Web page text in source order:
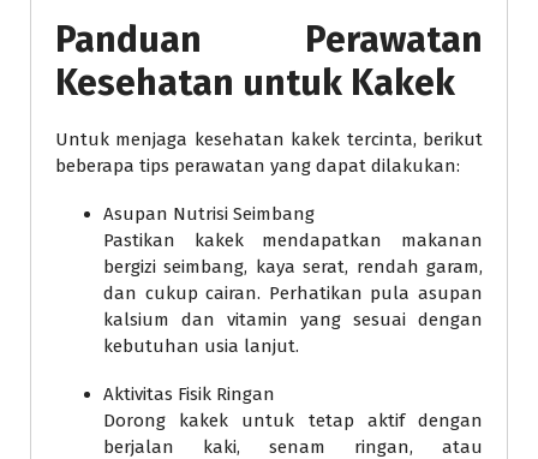
Panduan Perawatan
Kesehatan untuk Kakek
Untuk menjaga kesehatan kakek tercinta, berikut
beberapa tips perawatan yang dapat dilakukan:
Asupan Nutrisi Seimbang
Pastikan kakek mendapatkan makanan
bergizi seimbang, kaya serat, rendah garam,
dan cukup cairan. Perhatikan pula asupan
kalsium dan vitamin yang sesuai dengan
kebutuhan usia lanjut.
Aktivitas Fisik Ringan
Dorong kakek untuk tetap aktif dengan
berjalan kaki, senam ringan, atau